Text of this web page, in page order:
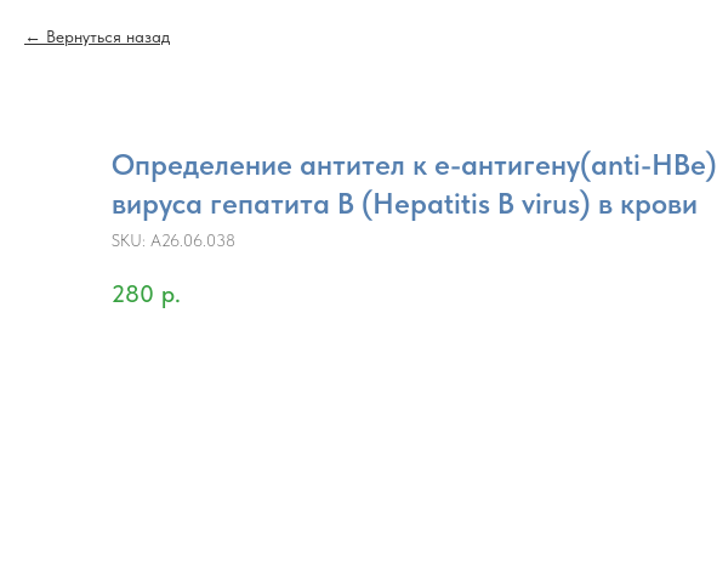
Вернуться назад
Определение антител к е-антигену(anti-HBe)
вирусa гепатита В (Hepatitis B virus) в крови
SKU: A26.06.038
280 р.